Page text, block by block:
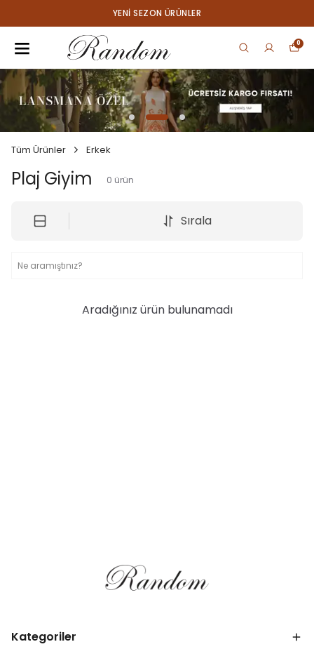
YENI SEZON ÜRÜNLER
0
Tüm Ürünler Erkek
Plaj Giyim 0 ürün
Sırala
Aradığınız ürün bulunamadı
Kategoriler